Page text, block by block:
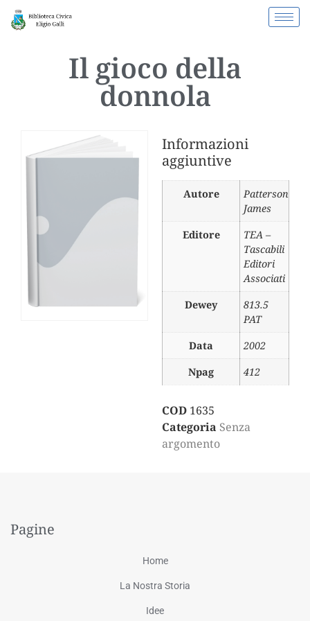
Il gioco della
donnola
Informazioni
aggiuntive
Autore
Patterson
James
Editore
TEA –
Tascabili
Editori
Associati
Dewey
813.5
PAT
Data
2002
Npag
412
COD 1635
Categoria Senza
argomento
Pagine
Home
La Nostra Storia
Idee